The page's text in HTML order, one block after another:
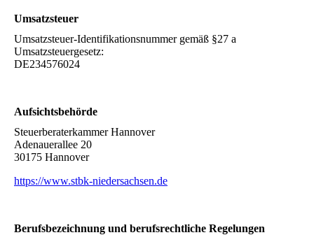
Umsatzsteuer
Umsatzsteuer-Identifikationsnummer gemäß §27 a
Umsatzsteuergesetz:
DE234576024
Aufsichtsbehörde
Steuerberaterkammer Hannover
Adenauerallee 20
30175 Hannover
https://www.stbk-niedersachsen.de
Berufsbezeichnung und berufsrechtliche Regelungen